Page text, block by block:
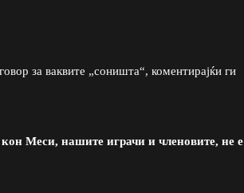
за ваквите „соништа“, коментирајќи ги
Меси, нашите играчи и членовите, не е